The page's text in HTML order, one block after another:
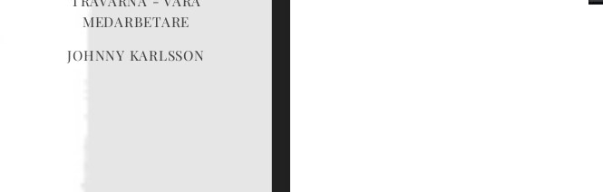
MEDARBETARE
JOHNNY KARLSSON